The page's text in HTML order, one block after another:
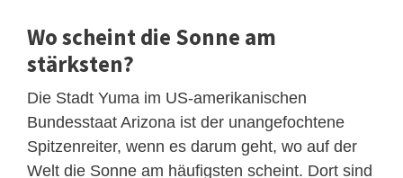
Wo scheint die Sonne am
stärksten?
Die Stadt Yuma im US-amerikanischen
Bundesstaat Arizona ist der unangefochtene
Spitzenreiter, wenn es darum geht, wo auf der
Welt die Sonne am häufigsten scheint. Dort sind